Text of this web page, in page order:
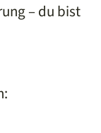
– du bist